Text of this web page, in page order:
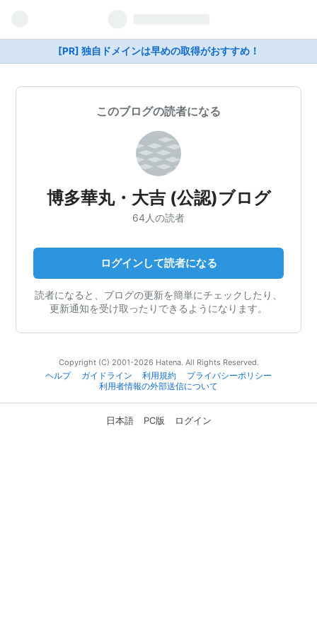
[PR] 独自ドメインは早めの取得がおすすめ！
このブログの読者になる
博多華丸・大吉 (公認)ブログ
64人の読者
ログインして読者になる
読者になると、ブログの更新を簡単にチェックしたり、
更新通知を受け取ったりできるようになります。
Copyright (C) 2001-2026 Hatena. All Rights Reserved.
ヘルプ
ガイドライン 利用規約
プライバシーポリシー
利用者情報の外部送信について
日本語 PC版 ログイン